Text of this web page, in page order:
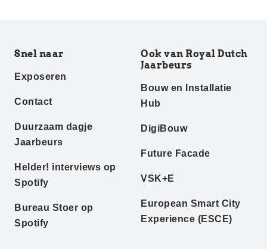
Snel naar
Exposeren
Contact
Duurzaam dagje
Jaarbeurs
Helder! interviews op
Spotify
Bureau Stoer op
Spotify
Ook van Royal Dutch
Jaarbeurs
Bouw en Installatie
Hub
DigiBouw
Future Facade
VSK+E
European Smart City
Experience (ESCE)